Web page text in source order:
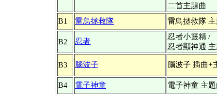
二首主題曲
B1
雷鳥拯救隊 雷鳥拯救隊
B2 忍者
忍者小靈精 /
忍者顯神通
B3 腦波子 腦波子 插曲+
B4 電子神童 電子神童 主